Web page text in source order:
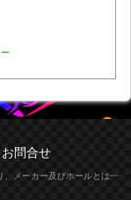
お問合せ
、メーカー及びホールとは一